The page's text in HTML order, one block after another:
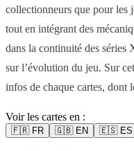
collectionneurs que pour les
tout en intégrant des
dans la continuité des séries
sur l’évolution du jeu. Sur
infos de chaque cartes, dont
Voir les cartes en :
🇫🇷FR 🇬🇧EN 🇪🇸ES